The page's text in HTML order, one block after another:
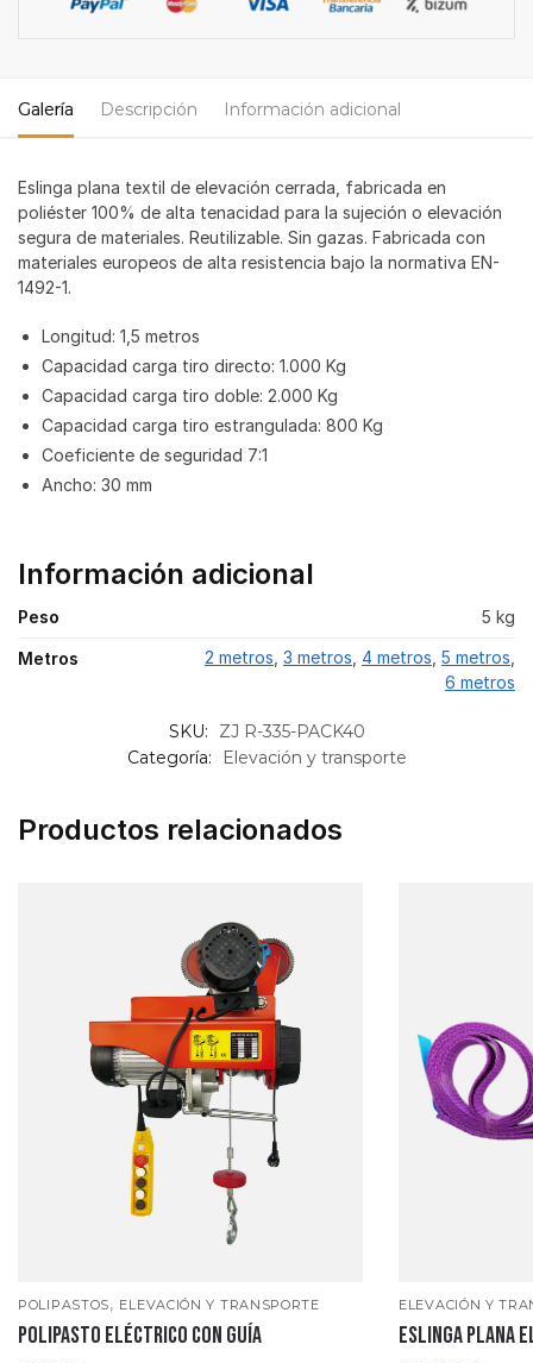
Galería Descripción Información adicional
Eslinga plana textil de elevación cerrada, fabricada en
poliéster 100% de alta tenacidad para la sujeción o elevación
segura de materiales. Reutilizable. Sin gazas. Fabricada con
materiales europeos de alta resistencia bajo la normativa EN-
1492-1.
Longitud: 1,5 metros
Capacidad carga tiro directo: 1.000 Kg
Capacidad carga tiro doble: 2.000 Kg
Capacidad carga tiro estrangulada: 800 Kg
Coeficiente de seguridad 7:1
Ancho: 30 mm
Información adicional
Peso 5 kg
Metros 2 metros 3 metros 4 metros 5 metros
6 metros
SKU:
ZJ R-335-PACK40
Categoría:
Elevación y transporte
Productos relacionados
POLIPASTOS, ELEVACIÓN Y TRANSPORTE
POLIPASTO ELÉCTRICO CON GUÍA
ELEVACIÓN Y
Eslinga plana